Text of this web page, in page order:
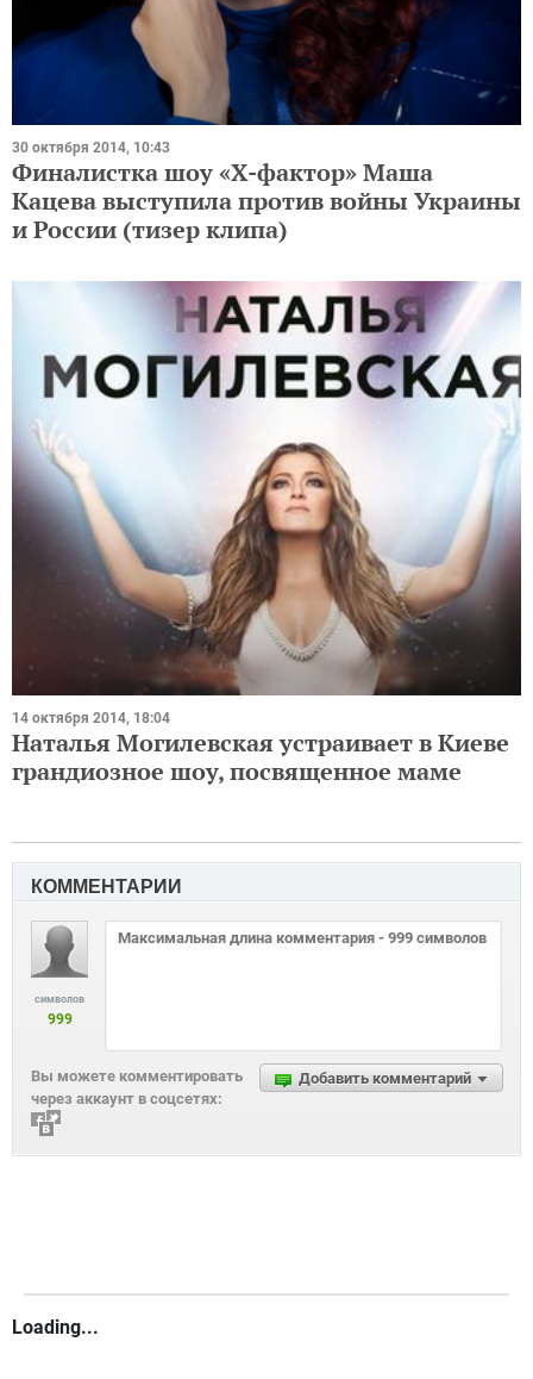
30 октября 2014, 10:43
Финалистка шоу «Х-фактор» Маша
Кацева выступила против войны Украины
и России (тизер клипа)
14 октября 2014, 18:04
Наталья Могилевская устраивает в Киеве
грандиозное шоу, посвященное маме
КОММЕНТАРИИ
символов
999
Добавить комментарий
Вы можете комментировать
через аккаунт в соцсетях:
Loading...